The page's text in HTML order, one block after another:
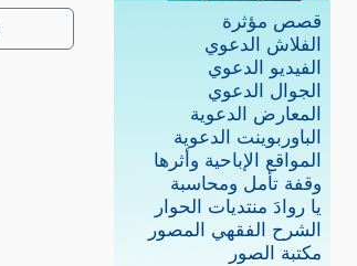
قصص مؤثرة
الفلاش الدعوي
الفيديو الدعوي
الجوال الدعوي
المعارض الدعوية
الباوربوينت الدعوية
المواقع الإباحية وأثرها
وقفة تأمل ومحاسبة
يا روادَ منتديات الحوار
الشرح الفقهي المصور
مكتبة الصور